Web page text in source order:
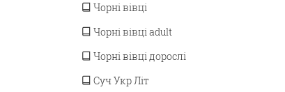
Чорні вівці
Чорні вівці adult
Чорні вівці дорослі
Суч Укр Літ